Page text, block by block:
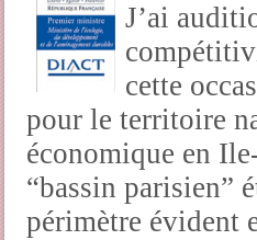
J’ai
cette
pour le territoire
économique en
“bassin parisien”
périmètre évident